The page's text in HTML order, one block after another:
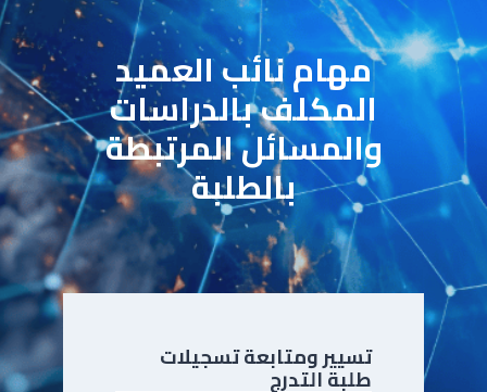
مهام نائب العميد
المكلف بالدراسات
والمسائل المرتبطة
بالطلبة
تسيير ومتابعة تسجيلات
طلبة التدرج